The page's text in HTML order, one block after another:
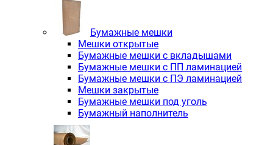
Бумажные мешки
Мешки открытые
Бумажные мешки с вкладышами
Бумажные мешки с ПП ламинацией
Бумажные мешки с ПЭ ламинацией
Мешки закрытые
Бумажные мешки под уголь
Бумажный наполнитель